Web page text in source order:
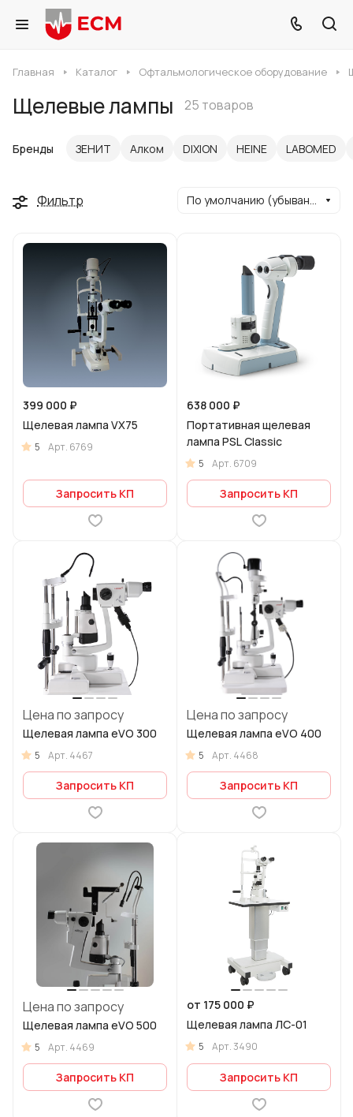
Главная Каталог Офтальмологическое оборудование
Щелевые лампы 25 товаров
Бренды ЗЕНИТ Алком DIXION HEINE LABOMED
Фильтр По умолчанию (убывание)
399 000 ₽
Щелевая лампа VX75
5 Арт. 6769
Запросить КП
638 000 ₽
Портативная щелевая
лампа PSL Classic
5 Арт. 6709
Запросить КП
Цена по запросу
Щелевая лампа eVO 300
5 Арт. 4467
Запросить КП
Цена по запросу
Щелевая лампа eVO 400
5 Арт. 4468
Запросить КП
Цена по запросу
Щелевая лампа eVO 500
5 Арт. 4469
Запросить КП
от 175 000 ₽
Щелевая лампа ЛС-01
5 Арт.3490
Запросить КП